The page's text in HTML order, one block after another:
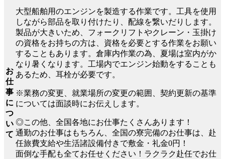
お
仕
事
に
つ
い
て
大型船舶用のエンジンを製造する作業です。工具を使用
しながら部品を取り付けたり、配線を繋いだりします。
製品が大きいため、フォークリフトやクレーン・玉掛け
の資格をお持ちの方は、資格を必要とする作業をお願い
することもあります。倉庫内作業の為、夏場は室内がか
なり暑くなります。工場内でエンジン始動をすることも
あるため、耳栓が必要です。
※業務の変更、就業場所の変更の範囲、契約更新の基準
については面談時にお伝えします。
◎この他、全国各地にお仕事たくさんあります！
通勤のお仕事はもちろん、全国の寮完備のお仕事は、赴
任旅費支給や生活諸設備付きで敷金・礼金0円！
面倒な手配も全てお任せください！ラクラク赴任でお仕